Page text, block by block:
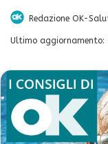
Redazione OK-
Ultimo aggiornamento: